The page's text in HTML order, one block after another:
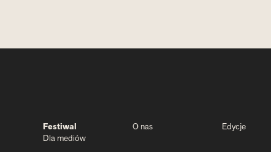
Festiwal O nas Edycje
Dla mediów